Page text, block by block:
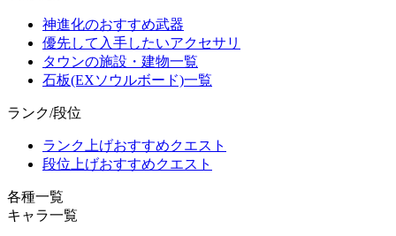
神進化のおすすめ武器
優先して入手したいアクセサリ
タウンの施設・建物一覧
石板(EXソウルボード)一覧
ランク/段位
ランク上げおすすめクエスト
段位上げおすすめクエスト
各種一覧
キャラ一覧